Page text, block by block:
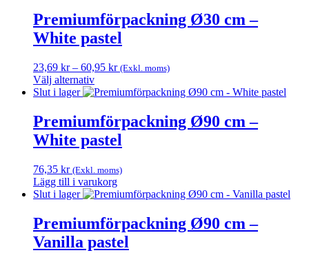
kan
väljas
på
Premiumförpackning Ø30 cm –
White pastel
23,69 kr – 60,95 krPrisintervall:
till
(Exkl. moms)
Välj alternativ
Den
produkten
har
flera
De
olika
alternativen
kan
väljas
på
produktsidan
Slut i lager
Premiumförpackning Ø90 cm –
White pastel
76,35 kr (Exkl. moms)
Lägg till i varukorg
Slut i lager
Premiumförpackning Ø90 cm –
Vanilla pastel